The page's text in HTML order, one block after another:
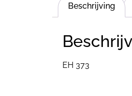
Beschrijving
EH 373